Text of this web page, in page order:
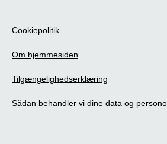
Cookiepolitik
Om hjemmesiden
Tilgængelighedserklæring
Sådan behandler vi dine data og